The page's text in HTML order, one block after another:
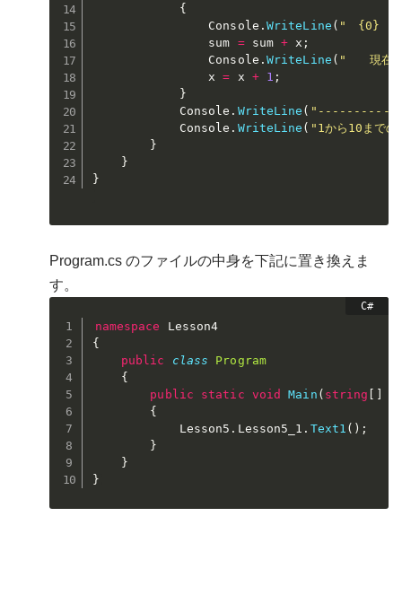
{
                Console
. WriteLine ( "　{0} を
                sum
= sum + x ;
                Console
. WriteLine ( "　　現在
                x
= x + 1 ;
}
            Console
. WriteLine (
            Console
. WriteLine ( "1から10まで
}
}
}
Program.cs のファイルの中身を下記に置き換えま
す。
namespace
{
public
class
Program
{
public
static void Main ( string
{
            Lesson5
. Lesson5_1 . Text1 ( ) ;
}
}
}